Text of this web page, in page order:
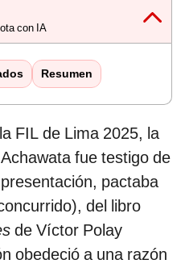
con IA
Resumen
FIL de Lima 2025, la
fue testigo de
pactaba
del libro
de Víctor Polay
obedeció a una razón